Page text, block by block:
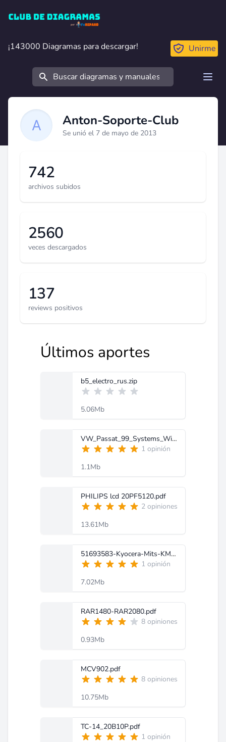
Club de Diagramas
¡143000 Diagramas para descargar!
¡143000 Diagramas para descargar! Unirme
Buscar
Anton-Soporte-Club
Se unió el 7 de mayo de 2013
742
archivos subidos
2560
veces descargados
137
reviews positivos
Últimos aportes
b5_electro_rus.zip
5.06Mb
VW_Passat_99_Systems_Wiring_Diagramss.rar
1 opinión
1.1Mb
PHILIPS lcd 20PF5120.pdf
2 opiniones
13.61Mb
51693583-Kyocera-Mits-KM-6030-KM-8030-Service-MANUAL.pdf
1 opinión
7.02Mb
RAR1480-RAR2080.pdf
8 opiniones
0.93Mb
MCV902.pdf
8 opiniones
10.75Mb
TC-14_20B10P.pdf
1 opinión